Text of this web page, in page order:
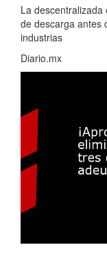
La
de descarga antes
industrias
Diario.mx